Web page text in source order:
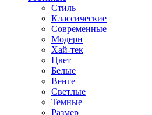
Стиль
Классические
Современные
Модерн
Хай-тек
Цвет
Белые
Венге
Светлые
Темные
Размер